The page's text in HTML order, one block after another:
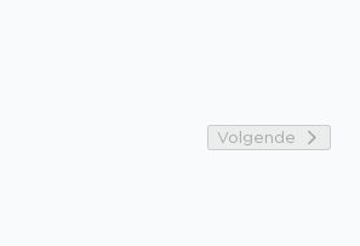
Volgende